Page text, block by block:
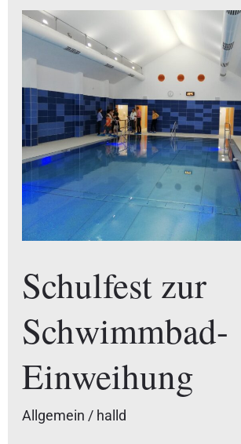
Schulfest zur
Schwimmbad-
Einweihung
Allgemein / halld
Schulfest
Schwimmbad-
Einweihung